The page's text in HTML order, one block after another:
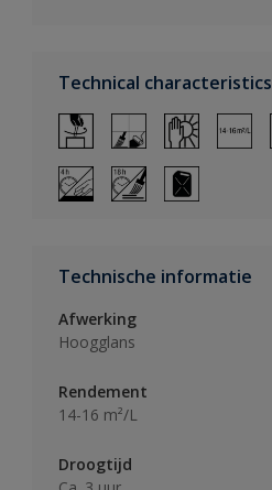
Technical characteristics
Technische informatie
Afwerking
Hoogglans
Rendement
14-16 m²/L
Droogtijd